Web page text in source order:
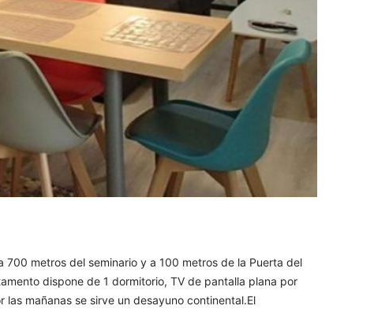
metros del seminario y a 100 metros de la Puerta del
dispone de 1 dormitorio, TV de pantalla plana por
mañanas se sirve un desayuno continental.El